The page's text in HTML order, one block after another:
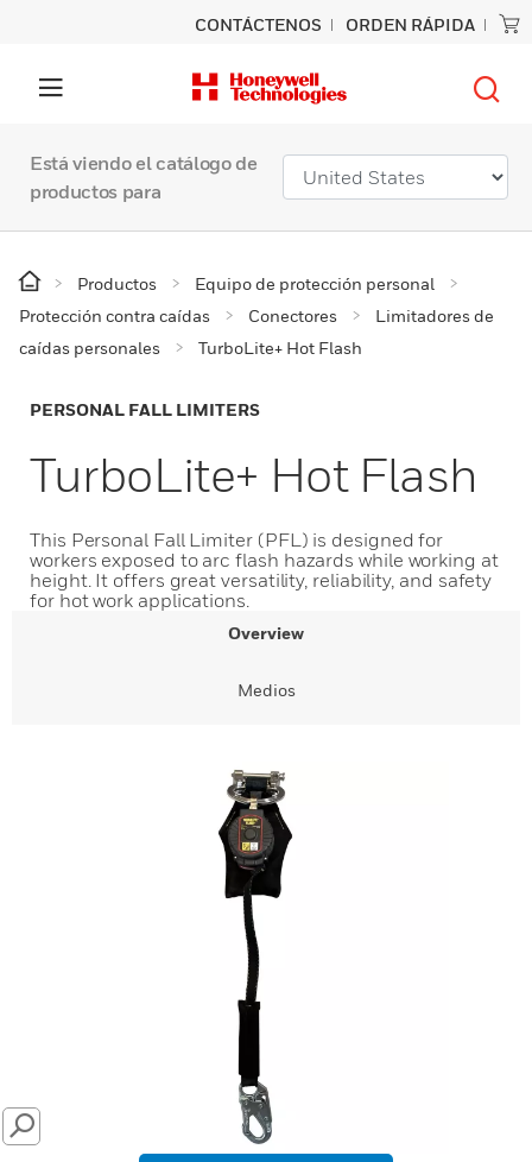
CONTÁCTENOS ORDEN RÁPIDA
Está viendo el catálogo de
productos para
Productos
Equipo de protección personal
Protección contra caídas
Conectores
Limitadores de
caídas personales
TurboLite+ Hot Flash
PERSONAL FALL LIMITERS
TurboLite+ Hot Flash
This Personal Fall Limiter (PFL) is designed for
workers exposed to arc flash hazards while working at
height. It offers great versatility, reliability, and safety
for hot work applications.
Overview
Medios
SEARCH